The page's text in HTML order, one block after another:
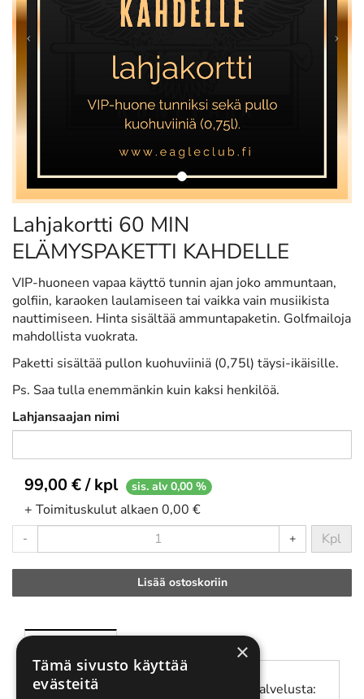
Lahjakortti 60 MIN
ELÄMYSPAKETTI KAHDELLE
VIP-huoneen vapaa käyttö tunnin ajan joko ammuntaan,
golfiin, karaoken laulamiseen tai vaikka vain musiikista
nauttimiseen. Hinta sisältää ammuntapaketin. Golfmailoja
mahdollista vuokrata.
Paketti sisältää pullon kuohuviiniä (0,75l) täysi-ikäisille.
Ps. Saa tulla enemmänkin kuin kaksi henkilöä.
Lahjansaajan nimi
99,00 € / kpl sis. alv 0,00 %
+ Toimituskulut alkaen 0,00 €
- + Kpl
Lisää ostoskoriin
Varaus Eagle Club Konepajan asiakaspalvelusta:
×
Tämä sivusto käyttää
evästeitä